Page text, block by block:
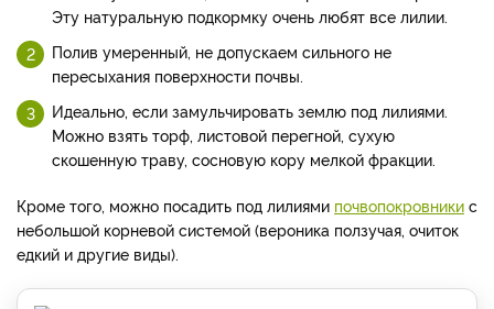
Эту натуральную подкормку очень любят все лилии.
Полив умеренный, не допускаем сильного не
пересыхания поверхности почвы.
Идеально, если замульчировать землю под лилиями.
Можно взять торф, листовой перегной, сухую
скошенную траву, сосновую кору мелкой фракции.
Кроме того, можно посадить под лилиями почвопокровники с
небольшой корневой системой (вероника ползучая, очиток
едкий и другие виды).